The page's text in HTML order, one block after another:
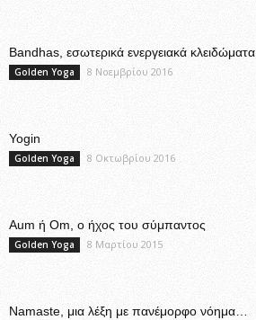
Bandhas, εσωτερικά ενεργειακά κλειδώματα
Golden Yoga 8 Νοεμβρίου 2016
Yogin
Golden Yoga 8 Οκτωβρίου 2016
Aum ή Om, ο ήχος του σύμπαντος
Golden Yoga 8 Μαρτίου 2015
Namaste, μια λέξη με πανέμορφο νόημα…